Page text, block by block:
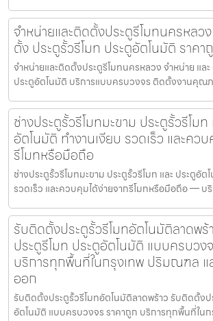
จำหน่ายและติดตั้งประตูรีโมทนครหลว
ตั้ง ประตูรั้วรีโมท ประตูอัตโนมัติ ราคา
จำหน่ายและติดตั้งประตูรีโมทนครหลวง จำหน่าย แล
ประตูอัตโนมัติ บริการแบบครบวงจร ติดตั้งงานคุณ
ช่างประตูรั้วรีโมทมะขาม ประตูรั้วรีโมท
อัตโนมัติ ทำงานเงียบ รวดเร็ว และคว
รีโมทหรือมือถือ
ช่างประตูรั้วรีโมทมะขาม ประตูรั้วรีโมท และ ประตูอัต
รวดเร็ว และควบคุมได้ง่ายจากรีโมทหรือมือถือ — บ
รับติดตั้งประตูรั้วรีโมทอัตโนมัติลาดพ
ประตูรีโมท ประตูอัตโนมัติ แบบครบวง
บริการทุกพื้นที่ในกรุงเทพ ปริมณฑล แ
ออก
รับติดตั้งประตูรั้วรีโมทอัตโนมัติลาดพร้าว รับติดตั้งป
อัตโนมัติ แบบครบวงจร ราคาถูก บริการทุกพื้นที่ในก